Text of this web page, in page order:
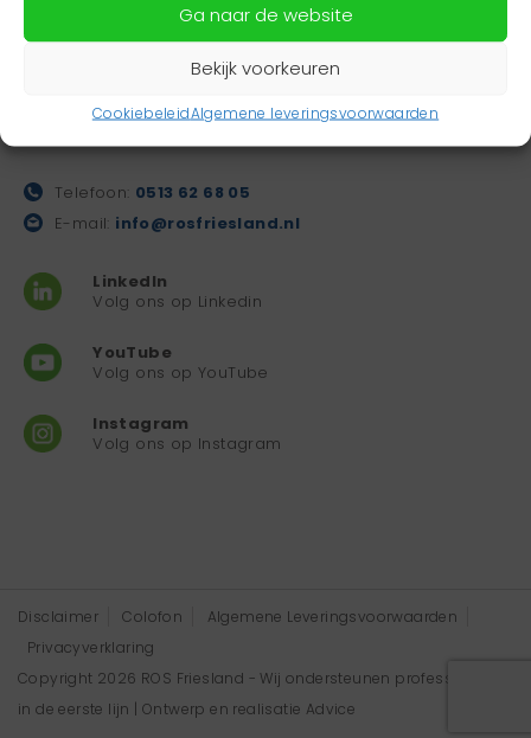
Ga naar de website
Bekijk voorkeuren
CookiebeleidAlgemene leveringsvoorwaarden
Gezondheidsboulevard
Dalhuysenstraat 35
Telefoon: 0513 62 68 05
E-mail: info@rosfriesland.nl
LinkedIn
Volg ons op Linkedin
YouTube
Volg ons op YouTube
Instagram
Volg ons op Instagram
Disclaimer Colofon
Algemene Leveringsvoorwaarden
Privacyverklaring
Copyright 2026 ROS Friesland - Wij ondersteunen professionals
in de eerste lijn | Ontwerp en realisatie Advice